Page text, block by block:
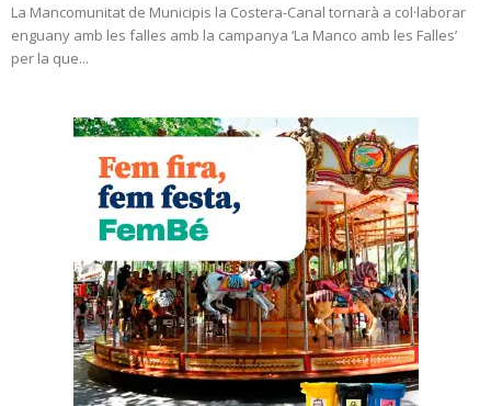
La Mancomunitat de Municipis la Costera-Canal tornarà a col·laborar
enguany amb les falles amb la campanya ‘La Manco amb les Falles’
per la que...